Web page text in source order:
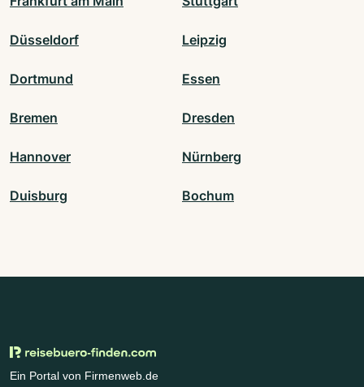
Düsseldorf Leipzig
Dortmund Essen
Bremen Dresden
Hannover Nürnberg
Duisburg Bochum
Ein Portal von Firmenweb.de